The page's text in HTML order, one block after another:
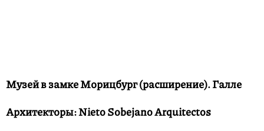
Музей в замке Морицбург (расширение). Галле
Архитекторы: Nieto Sobejano Arquitectos